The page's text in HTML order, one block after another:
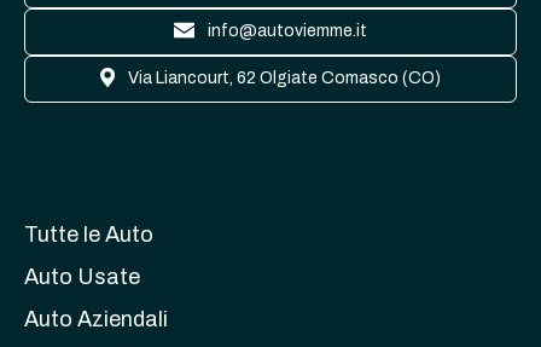
info@autoviemme.it
Via Liancourt, 62 Olgiate Comasco (CO)
Tutte le Auto
Auto Usate
Auto Aziendali